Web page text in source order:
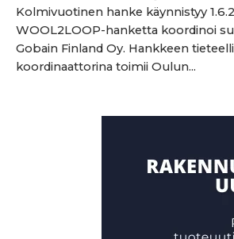
Kolmivuotinen hanke käynnistyy
WOOL2LOOP-hanketta koordinoi
Gobain Finland Oy. Hankkeen
koordinaattorina toimii Oulun...